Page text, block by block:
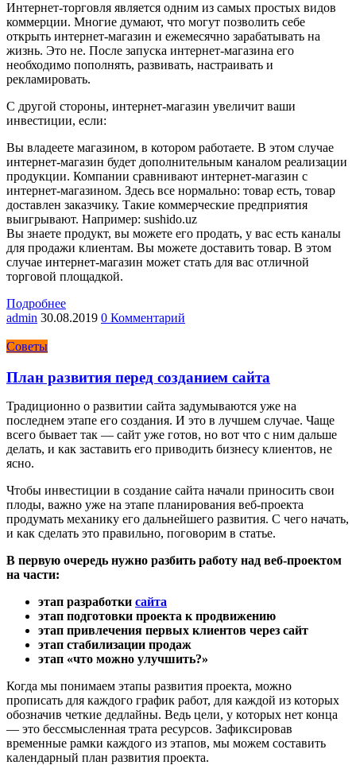
Интернет-торговля является одним из самых простых видов
коммерции. Многие думают, что могут позволить себе
открыть интернет-магазин и ежемесячно зарабатывать на
жизнь. Это не. После запуска интернет-магазина его
необходимо пополнять, развивать, настраивать и
рекламировать.
С другой стороны, интернет-магазин увеличит ваши
инвестиции, если:
Вы владеете магазином, в котором работаете. В этом случае
интернет-магазин будет дополнительным каналом реализации
продукции. Компании сравнивают интернет-магазин с
интернет-магазином. Здесь все нормально: товар есть, товар
доставлен заказчику. Такие коммерческие предприятия
выигрывают. Например: sushido.uz
Вы знаете продукт, вы можете его продать, у вас есть каналы
для продажи клиентам. Вы можете доставить товар. В этом
случае интернет-магазин может стать для вас отличной
торговой площадкой.
Подробнее
admin 30.08.2019 0 Комментарий
Советы
План развития перед созданием сайта
Традиционно о развитии сайта задумываются уже на
последнем этапе его создания. И это в лучшем случае. Чаще
всего бывает так — сайт уже готов, но вот что с ним дальше
делать, и как заставить его приводить бизнесу клиентов, не
ясно.
Чтобы инвестиции в создание сайта начали приносить свои
плоды, важно уже на этапе планирования веб-проекта
продумать механику его дальнейшего развития. С чего начать,
и как сделать это правильно, поговорим в статье.
В первую очередь нужно разбить работу над веб-проектом
на части:
этап разработки сайта
этап подготовки проекта к продвижению
этап привлечения первых клиентов через сайт
этап стабилизации продаж
этап «что можно улучшить?»
Когда мы понимаем этапы развития проекта, можно
прописать для каждого график работ, для каждой из которых
обозначив четкие дедлайны. Ведь цели, у которых нет конца
— это бессмысленная трата ресурсов. Зафиксировав
временные рамки каждого из этапов, мы можем составить
календарный план развития проекта.